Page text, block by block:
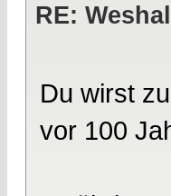
RE:
Du wirst
vor 100